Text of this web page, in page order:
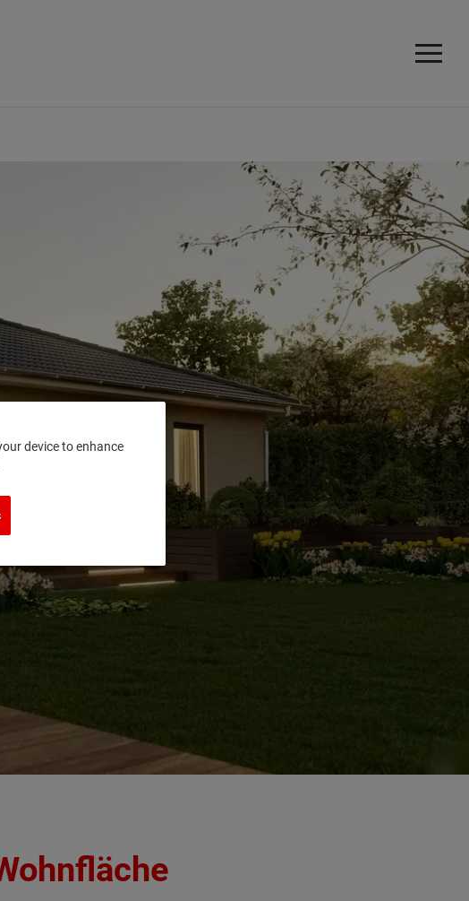
device to enhance